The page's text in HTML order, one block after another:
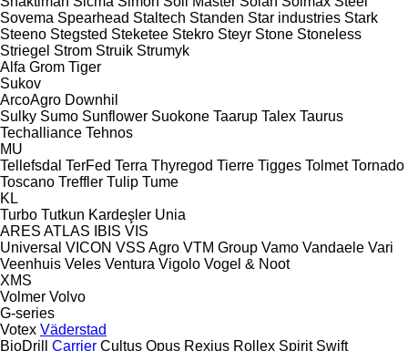
Sovema Spearhead Staltech Standen Star industries Stark
Steeno Stegsted Steketee Stekro Steyr Stone Stoneless
Striegel Strom Struik Strumyk
Alfa Grom Tiger
Sukov
ArcoAgro Downhil
Sulky Sumo Sunflower Suokone Taarup Talex Taurus
Techalliance Tehnos
MU
Tellefsdal TerFed Terra Thyregod Tierre Tigges Tolmet Tornado
Toscano Treffler Tulip Tume
KL
Turbo Tutkun Kardeşler Unia
ARES ATLAS IBIS VIS
Universal VICON VSS Agro VTM Group Vamo Vandaele Vari
Veenhuis Veles Ventura Vigolo Vogel & Noot
XMS
Volmer Volvo
G-series
Votex Väderstad
BioDrill
Carrier Cultus Opus Rexius Rollex Spirit Swift